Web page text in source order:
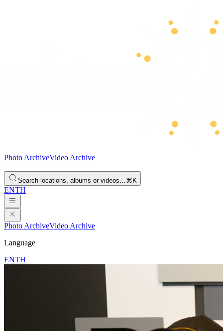
Photo ArchiveVideo Archive
Search locations, albums or videos…⌘K
ENTH
Photo ArchiveVideo Archive
Language
ENTH